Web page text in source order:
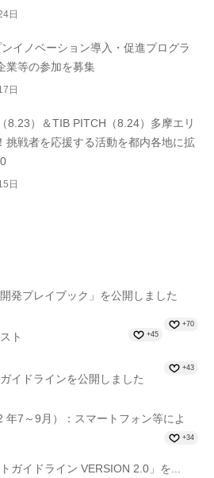
日
イノベーション導入・促進プログラ
等の参加を募集
日
8.23）＆TIB PITCH（8.24）多摩エリ
挑戦者を応援する活動を都内各地に拡
日
開発プレイブック」を公開しました
+70
ト +45
イドラインを公開しました
+43
年7～9月）：スマートフォン等によ
+34
トガイドライン VERSION 2.0」を...